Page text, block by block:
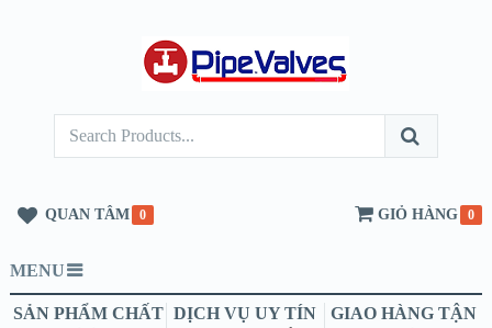
QUAN TÂM 0 GIỎ HÀNG 0
MENU
SẢN PHẨM CHẤT DỊCH VỤ UY TÍN
GIAO HÀNG TẬN